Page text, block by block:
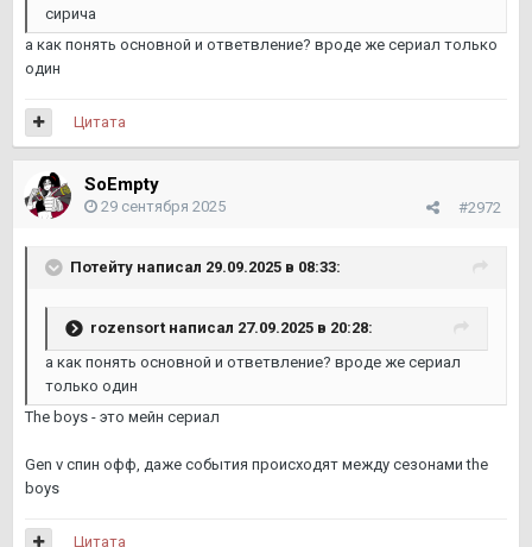
сирича
а как понять основной и ответвление? вроде же сериал только
один
Цитата
SoEmpty
#2972
29 сентября 2025
Потейту написал 29.09.2025 в 08:33:
rozensort написал 27.09.2025 в 20:28:
а как понять основной и ответвление? вроде же сериал
только один
The boys - это мейн сериал
Gen v спин офф, даже события происходят между сезонами the
boys
Цитата